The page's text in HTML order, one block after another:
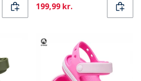
Current
199,99 kr.